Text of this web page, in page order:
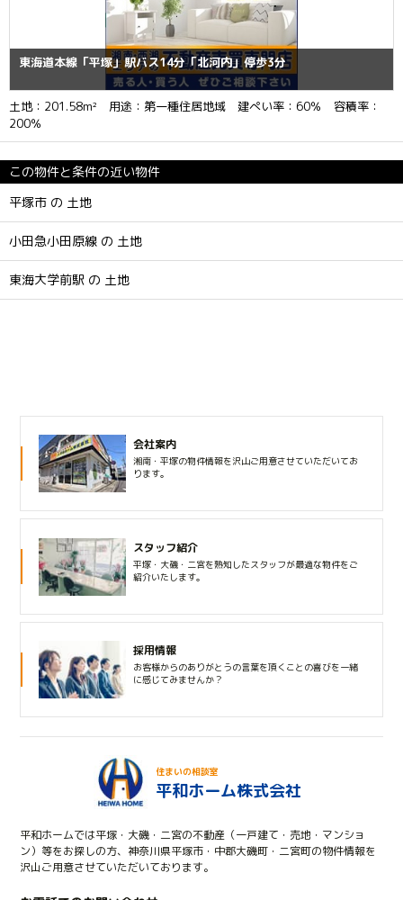
東海道本線「平塚」駅バス14分「北河内」停歩3分
土地：201.58m² 用途：第一種住居地域 建ぺい率：60％ 容積率：
200％
この物件と条件の近い物件
平塚市 の 土地
小田急小田原線 の 土地
東海大学前駅 の 土地
会社案内
湘南・平塚の物件情報を沢山ご用意させていただいてお
ります。
スタッフ紹介
平塚・大磯・二宮を熟知したスタッフが最適な物件をご
紹介いたします。
採用情報
お客様からのありがとうの言葉を頂くことの喜びを一緒
に感じてみませんか？
住まいの相談室
平和ホーム株式会社
平和ホームでは平塚・大磯・二宮の不動産（一戸建て・売地・マンショ
ン）等をお探しの方、神奈川県平塚市・中郡大磯町・二宮町の物件情報を
沢山ご用意させていただいております。